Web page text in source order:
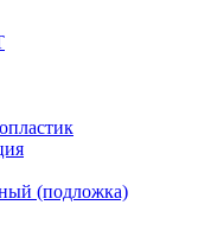
(подложка)